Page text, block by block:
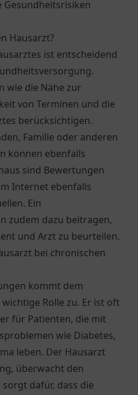
Hausarzt?
ist entscheidend
wie die Nähe zur
von Terminen und die
berücksichtigen.
Familie oder anderen
können ebenfalls
sind Bewertungen
Internet ebenfalls
Ein
zudem dazu beitragen,
und Arzt zu beurteilen.
bei chronischen
kommt dem
Rolle zu. Er ist oft
für Patienten, die mit
wie Diabetes,
leben. Der Hausarzt
überwacht den
dafür, dass die